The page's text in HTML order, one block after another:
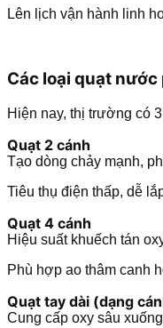
Lên lịch vận hành linh
Các loại quạt
Hiện nay, thị trường có
Quạt 2 cánh
Tạo dòng chảy mạnh,
Tiêu thụ điện thấp, dễ
Quạt 4 cánh
Hiệu suất khuếch tán
Phù hợp ao thâm canh
Quạt tay dài (dạng
Cung cấp oxy sâu